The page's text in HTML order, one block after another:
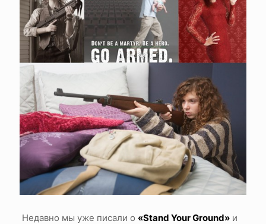
Недавно мы уже писали о «Stand Your Ground»и